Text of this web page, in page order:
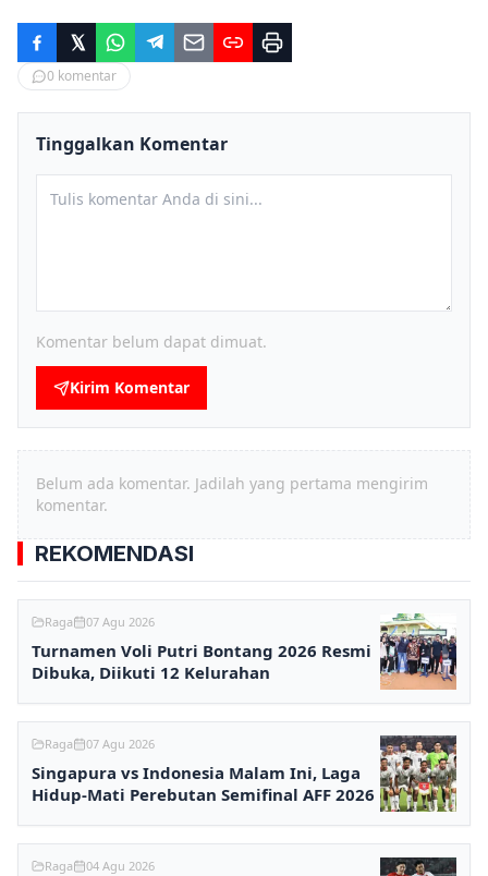
0 komentar
Tinggalkan Komentar
Komentar belum dapat dimuat.
Kirim Komentar
Belum ada komentar. Jadilah yang pertama mengirim
komentar.
REKOMENDASI
Raga 07 Agu 2026
Turnamen Voli Putri Bontang 2026 Resmi
Dibuka, Diikuti 12 Kelurahan
Raga 07 Agu 2026
Singapura vs Indonesia Malam Ini, Laga
Hidup-Mati Perebutan Semifinal AFF 2026
Raga 04 Agu 2026